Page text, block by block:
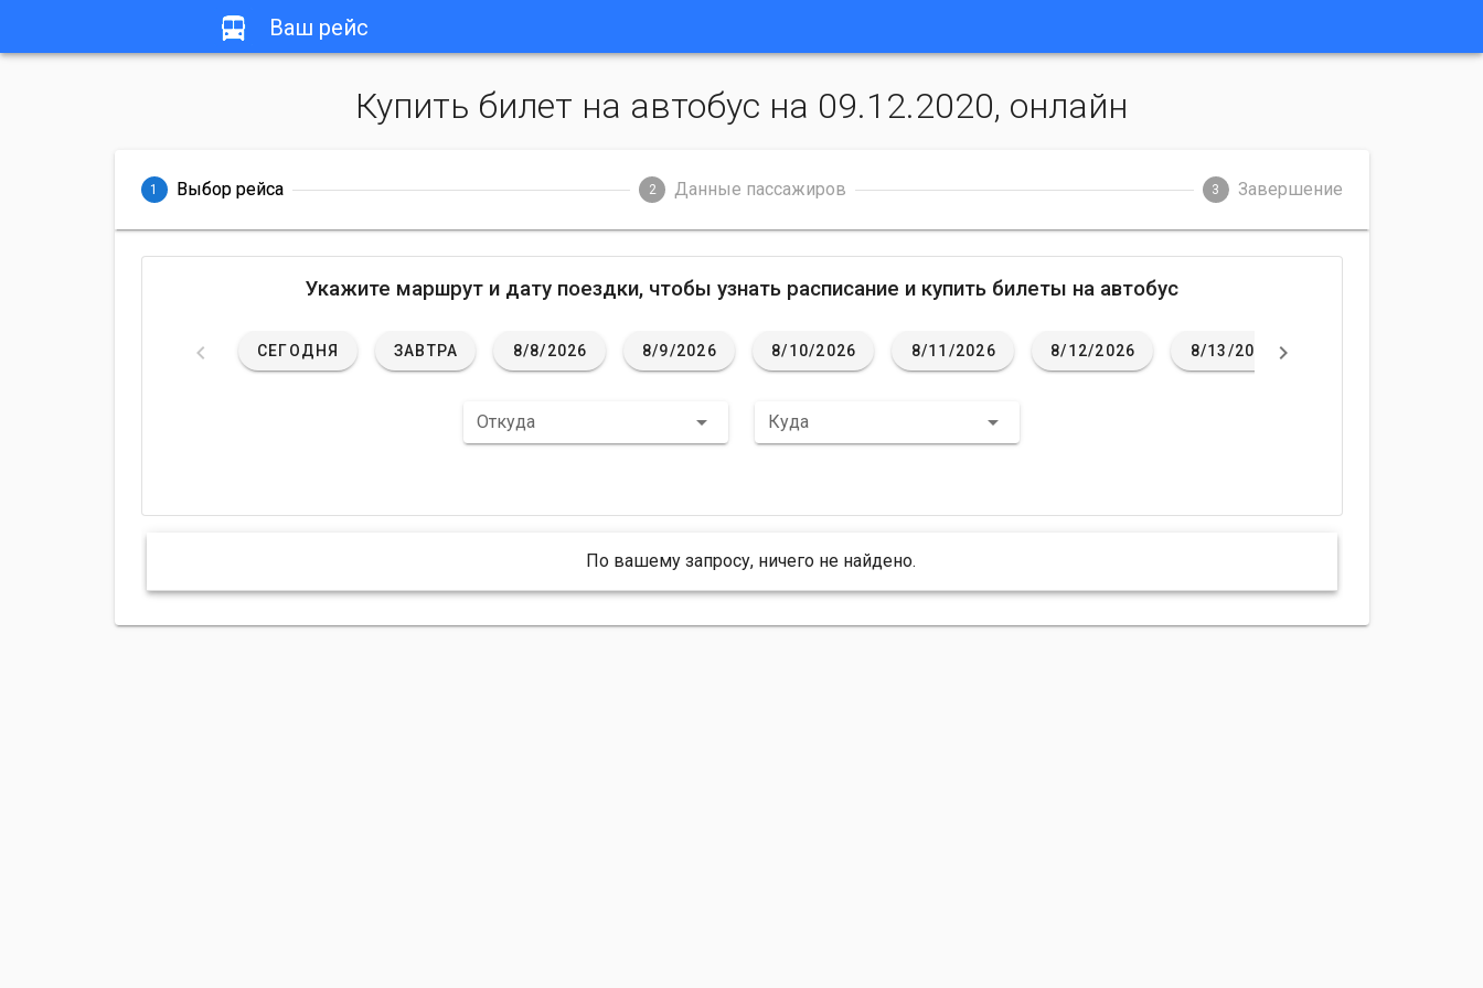
Ваш рейс
Купить билет на автобус на 09.12.2020, онлайн
1 Выбор рейса 2 Данные пассажиров 3 Завершение
Укажите маршрут и дату поездки, чтобы узнать расписание и купить билеты на автобус
СЕГОДНЯ ЗАВТРА 8/8/2026 8/9/2026 8/10/2026 8/11/2026 8/12/2026 8/13/2026
Откуда Куда
По вашему запросу, ничего не найдено.